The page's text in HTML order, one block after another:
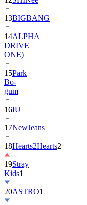
13BIGBANG
14ALPHA
DRIVE
ONE)
15Park
Bo-
gum
16IU
17NewJeans
18Hearts2Hearts2
19Stray
Kids1
20ASTRO1